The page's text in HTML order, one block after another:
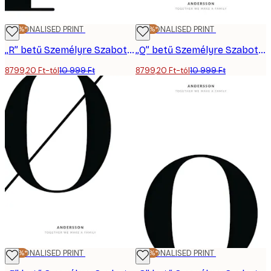
-20%*
PERSONALISED PRINT
„R” betű Személyre Szabott Poszter
8799,20 Ft-tól10 999 Ft
-20%*
PERSONALISED PRINT
„Q” betű Személyre Szabott Poszter
8799,20 Ft-tól10 999 Ft
-20%*
PERSONALISED PRINT -20%*
PERSONALISED PRINT